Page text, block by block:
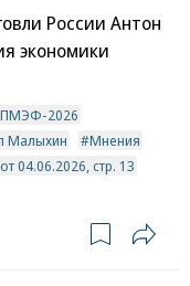
России Антон
экономики
ПМЭФ-2026
Малыхин
Мнения
04.06.2026, стр. 13